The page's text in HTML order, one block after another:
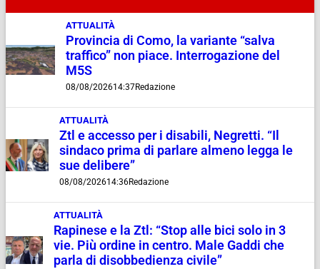
ATTUALITÀ
Provincia di Como, la variante “salva
traffico” non piace. Interrogazione del
M5S
08/08/202614:37Redazione
ATTUALITÀ
Ztl e accesso per i disabili, Negretti. “Il
sindaco prima di parlare almeno legga le
sue delibere”
08/08/202614:36Redazione
ATTUALITÀ
Rapinese e la Ztl: “Stop alle bici solo in 3
vie. Più ordine in centro. Male Gaddi che
parla di disobbedienza civile”